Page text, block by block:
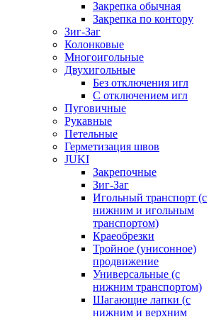
Закрепка обычная
Закрепка по контору
Зиг-Заг
Колонковые
Многоигольные
Двухигольные
Без отключения игл
С отключением игл
Пуговичные
Рукавные
Петельные
Герметизация швов
JUKI
Закрепочные
Зиг-Заг
Игольный транспорт (с
нижним и игольным
транспортом)
Краеобрезки
Тройное (унисонное)
продвижение
Универсальные (с
нижним транспортом)
Шагающие лапки (с
нижним и верхним